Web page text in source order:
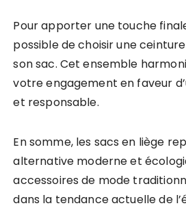
Pour apporter une touche
possible de choisir une
son sac. Cet ensemble
votre engagement en faveur
et responsable.
En somme, les sacs en liège
alternative moderne et
accessoires de mode
dans la tendance actuelle de